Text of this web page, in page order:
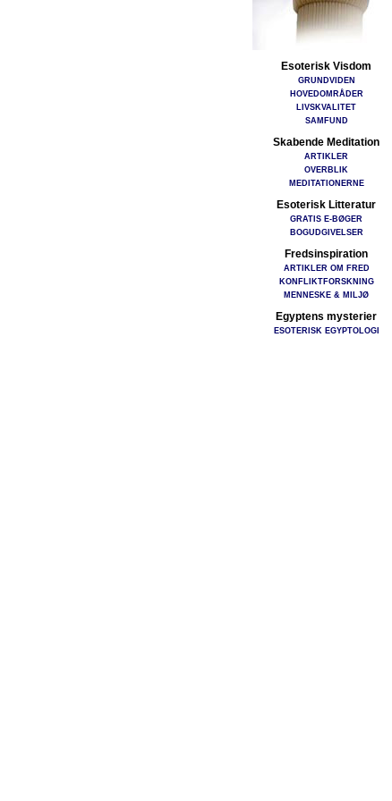
Esoterisk Visdom
GRUNDVIDEN
HOVEDOMRÅDER
LIVSKVALITET
SAMFUND
Skabende Meditation
ARTIKLER
OVERBLIK
MEDITATIONERNE
Esoterisk Litteratur
GRATIS E-BØGER
BOGUDGIVELSER
Fredsinspiration
ARTIKLER OM FRED
KONFLIKTFORSKNING
MENNESKE & MILJØ
Egyptens mysterier
ESOTERISK EGYPTOLOGI